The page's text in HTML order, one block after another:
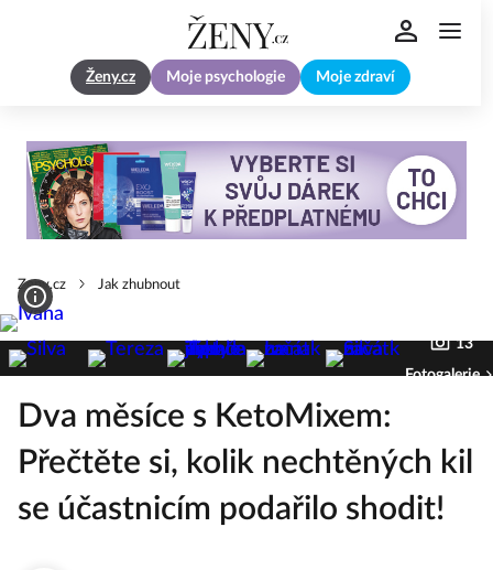
Ženy.cz Moje psychologie Moje zdraví
Zeny.cz Jak zhubnout
13
Fotogalerie
Dva měsíce s KetoMixem:
Přečtěte si, kolik nechtěných kil
se účastnicím podařilo shodit!